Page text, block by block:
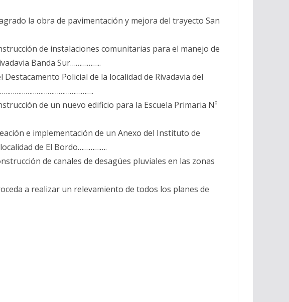
la obra de pavimentación y mejora del trayecto San
de instalaciones comunitarias para el manejo de
Banda Sur……………..
Policial de la localidad de Rivadavia del
de un nuevo edificio para la Escuela Primaria Nº
e implementación de un Anexo del Instituto de
de El Bordo…………….
de canales de desagües pluviales en las zonas
a realizar un relevamiento de todos los planes de